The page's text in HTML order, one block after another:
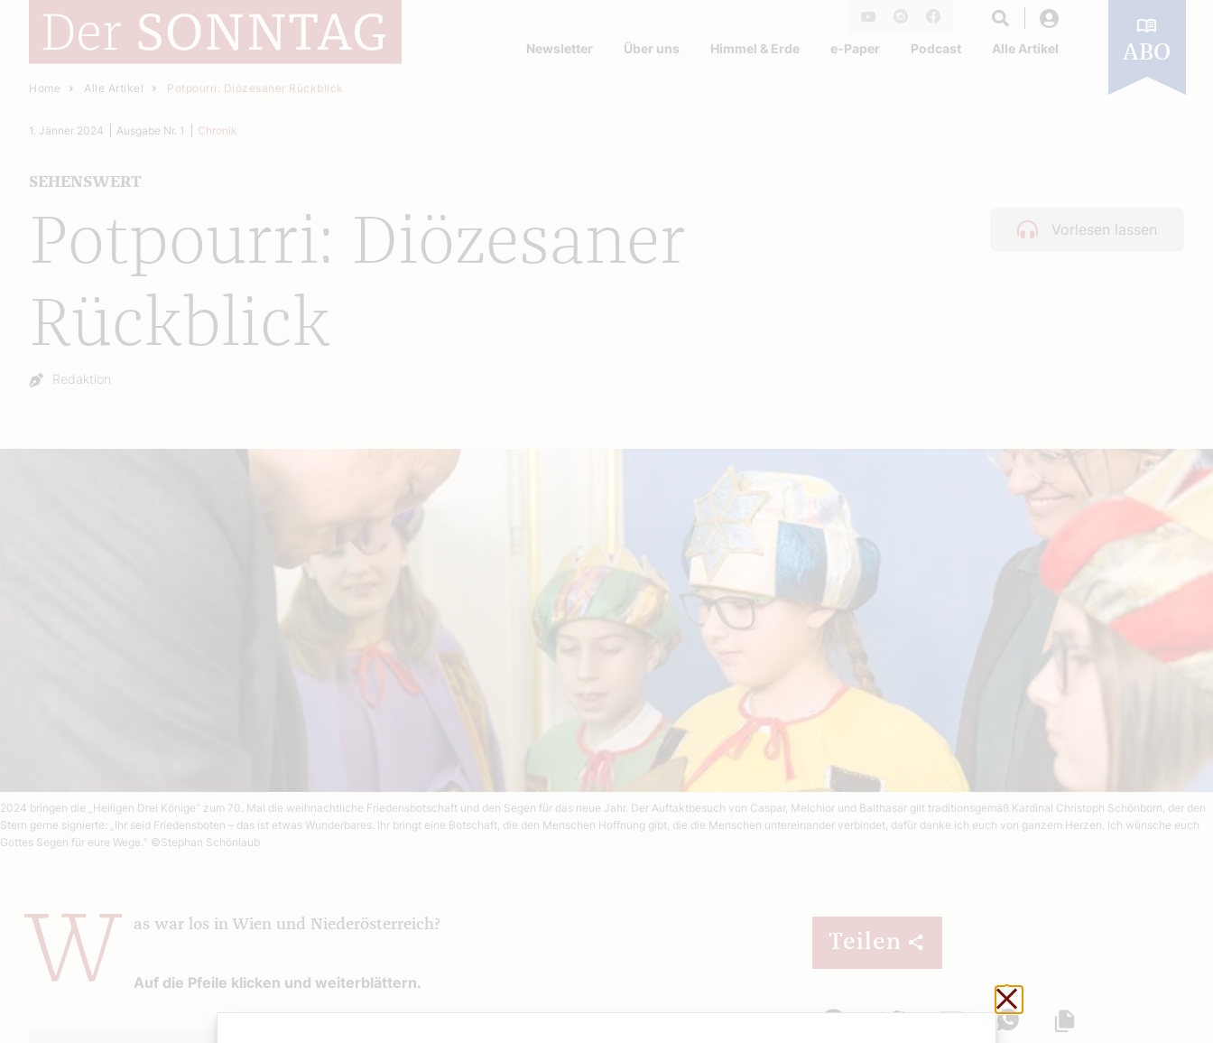
Facebook
Newsletter Über uns Himmel & Erde e-Paper Podcast Alle Artikel ABO
Home Alle Artikel Potpourri: Diözesaner Rückblick
Vorlesen lassen
Potpourri: Diözesaner
Rückblick
SEHENSWERT
1. Jänner 2024 Ausgabe Nr. 1 Chronik
Autor:
Redaktion
2024 bringen die „Heiligen Drei Könige“ zum 70. Mal die weihnachtliche Friedensbotschaft und den Segen für das neue Jahr. Der Auftaktbesuch von Caspar, Melchior und Balthasar gilt traditionsgemäß Kardinal Christoph Schönborn, der den
Stern gerne signierte: „Ihr seid Friedensboten – das ist etwas Wunderbares. Ihr bringt eine Botschaft, die den Menschen Hoffnung gibt, die die Menschen untereinander verbindet, dafür danke ich euch von ganzem Herzen. Ich wünsche euch
Gottes Segen für eure Wege.“ ©Stephan Schönlaub
W as war los in Wien und Niederösterreich?
Auf die Pfeile klicken und weiterblättern.
Teilen
Facebook
TwitterMail
WhatsApp
Schließen ohne zu